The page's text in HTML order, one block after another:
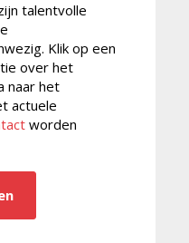
talentvolle
Klik op een
over het
naar het
actuele
worden